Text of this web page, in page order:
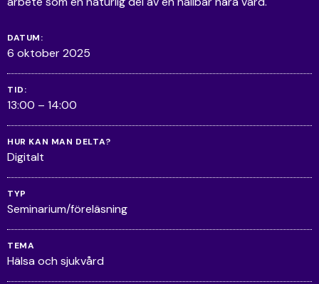
DATUM:
6 oktober 2025
TID:
13:00 – 14:00
HUR KAN MAN DELTA?
Digitalt
TYP
Seminarium/föreläsning
TEMA
Hälsa och sjukvård